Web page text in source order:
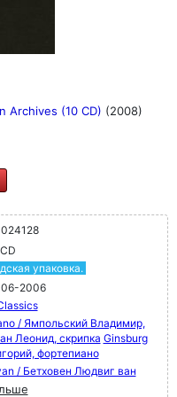
Archives (10 CD) (2008)
упаковка.
2006
/ Ямпольский Владимир,
Леонид, скрипка Ginsburg
фортепиано
/ Бетховен Людвиг ван